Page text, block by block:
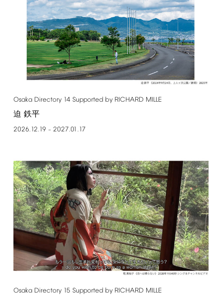
Osaka Directory 14 Supported by RICHARD MILLE
迫 鉄平
2026.12.19 – 2027.01.17
Osaka Directory 15 Supported by RICHARD MILLE